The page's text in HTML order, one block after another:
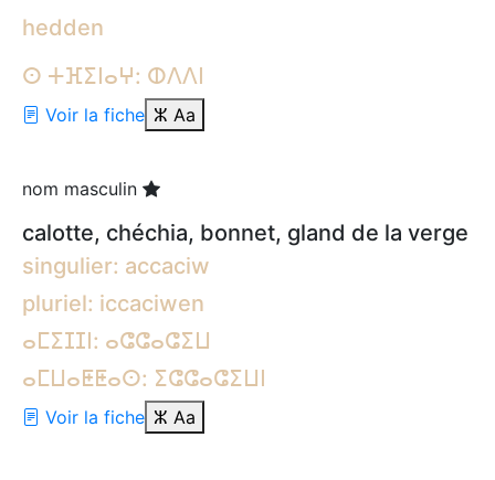
hedden
ⵙ ⵜⴼⵉⵏⴰⵖ: ⵀⴷⴷⵏ
Voir la fiche ⵣ Aa
nom masculin
calotte, chéchia, bonnet, gland de la verge
singulier: accaciw
pluriel: iccaciwen
ⴰⵎⵉⵊⵊⵏ: ⴰⵛⵛⴰⵛⵉⵡ
ⴰⵎⵡⴰⵟⵟⴰⵙ: ⵉⵛⵛⴰⵛⵉⵡⵏ
Voir la fiche ⵣ Aa